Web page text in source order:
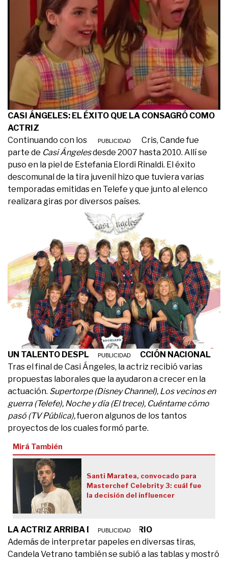
CASI ÁNGELES: EL ÉXITO QUE LA CONSAGRÓ COMO
ACTRIZ
Continuando con los proyectos de Cris, Cande fue
parte de Casi Ángelesdesde 2007 hasta 2010. Allí se
puso en la piel de Estefania Elordi Rinaldi. El éxito
descomunal de la tira juvenil hizo que tuviera varias
temporadas emitidas en Telefe y que junto al elenco
realizara giras por diversos países.
UN TALENTO DESPLEGADO EN FICCIÓN NACIONAL
Tras el final de Casi Ángeles, la actriz recibió varias
propuestas laborales que la ayudaron a crecer en la
actuación. Supertorpe (Disney Channel), Los vecinos en
guerra (Telefe), Noche y día (El trece), Cuéntame cómo
pasó (TV Pública),fueron algunos de los tantos
proyectos de los cuales formó parte.
Mirá También
Santi Maratea, convocado para
Masterchef Celebrity 3: cuál fue
la decisión del influencer
LA ACTRIZ ARRIBA DEL ESCENARIO
Además de interpretar papeles en diversas tiras,
Candela Vetrano también se subió a las tablas y mostró